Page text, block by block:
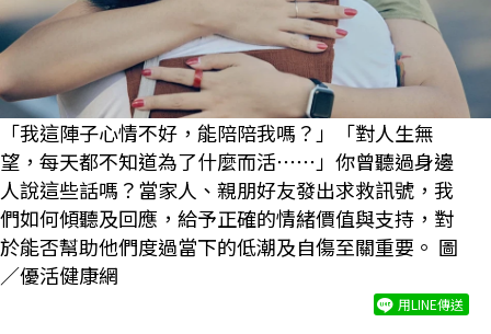
「我這陣子心情不好，能陪陪我嗎？」「對人生無
望，每天都不知道為了什麼而活⋯⋯」你曾聽過身邊
人說這些話嗎？當家人、親朋好友發出求救訊號，我
們如何傾聽及回應，給予正確的情緒價值與支持，對
於能否幫助他們度過當下的低潮及自傷至關重要。 圖
／優活健康網
用LINE傳送